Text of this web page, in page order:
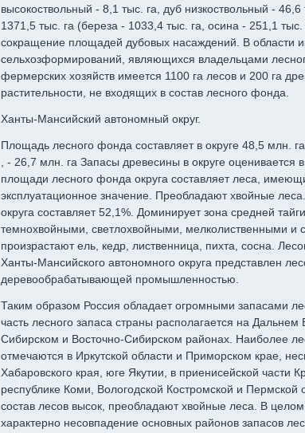
высокоствольный - 8,1 тыс. га, дуб низкоствольный -
1371,5 тыс. га (береза - 1033,4 тыс. га, осина - 251,1 тыс.
сокращение площадей дубовых насаждений. В области
сельхозформирований, являющихся владельцами
фермерских хозяйств имеется 1100 га лесов и 200 га
растительности, не входящих в состав лесного фонда.
Ханты-Мансийский автономный округ.
Площадь лесного фонда составляет в округе 48,5 млн.
, - 26,7 млн. га Запасы древесины в округе
площади лесного фонда округа составляет леса,
эксплуатационное значение. Преобладают хвойные
округа составляет 52,1%. Доминирует зона средней
темнохвойными, светлохвойными, мелколиственными
произрастают ель, кедр, лиственница, пихта, сосна.
Ханты-Мансийского автономного округа представлен
деревообрабатывающей промышленностью.
Таким образом Россия обладает огромными запасами
часть лесного запаса страны располагается на Дальнем
Сибирском и Восточно-Сибирском районах. Наиболее
отмечаются в Иркутской области и Приморском крае,
Хабаровского края, юге Якутии, в приенисейской части
республике Коми, Вологодской Костромской и Пермской
состав лесов высок, преобладают хвойные леса. В
характерно несовпадение ос­новных районов запасов